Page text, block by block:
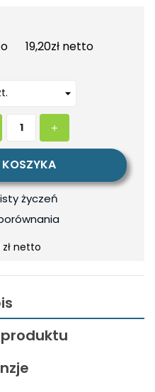
19,20zł netto
zł netto
życzeń
produktu